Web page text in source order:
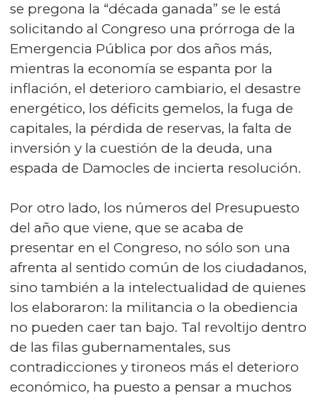
se pregona la “década ganada” se le está
solicitando al Congreso una prórroga de la
Emergencia Pública por dos años más,
mientras la economía se espanta por la
inflación, el deterioro cambiario, el desastre
energético, los déficits gemelos, la fuga de
capitales, la pérdida de reservas, la falta de
inversión y la cuestión de la deuda, una
espada de Damocles de incierta resolución.
Por otro lado, los números del Presupuesto
del año que viene, que se acaba de
presentar en el Congreso, no sólo son una
afrenta al sentido común de los ciudadanos,
sino también a la intelectualidad de quienes
los elaboraron: la militancia o la obediencia
no pueden caer tan bajo. Tal revoltijo dentro
de las filas gubernamentales, sus
contradicciones y tironeos más el deterioro
económico, ha puesto a pensar a muchos